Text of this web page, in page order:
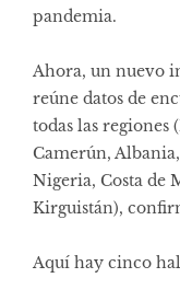
pandemia.
Ahora, un nuevo
reúne datos de
todas las regiones
Camerún,
Nigeria, Costa de
Kirguistán),
Aquí hay cinco